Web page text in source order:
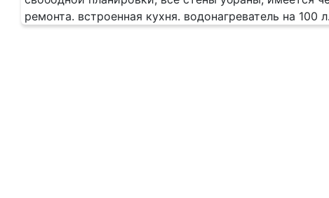
ремонта. встроенная кухня. водонагреватель на 100 л.